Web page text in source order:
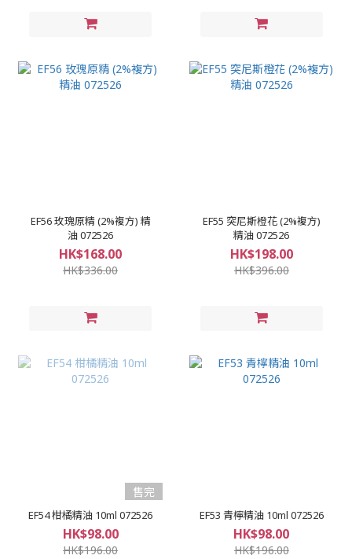
EF56 玫瑰原精 (2%複方) 精
油 072526
HK$168.00
HK$336.00
EF55 突尼斯橙花 (2%複方)
精油 072526
HK$198.00
HK$396.00
售完
EF54 柑橘精油 10ml 072526
HK$98.00
HK$196.00
EF53 青檸精油 10ml 072526
HK$98.00
HK$196.00